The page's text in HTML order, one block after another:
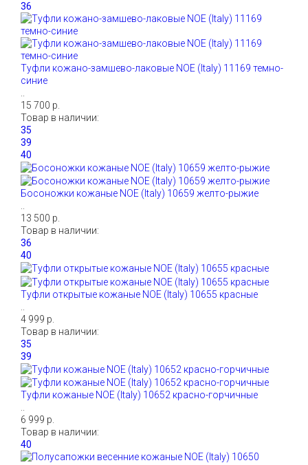
Туфли кожано-замшево-лаковые NOE (Italy) 11169 темно-
синие
15 700 р.
Товар в наличии:
Босоножки кожаные NOE (Italy) 10659 желто-рыжие
13 500 р.
Товар в наличии:
Туфли открытые кожаные NOE (Italy) 10655 красные
4 999 р.
Товар в наличии:
Туфли кожаные NOE (Italy) 10652 красно-горчичные
..
6 999 р.
Товар в наличии: